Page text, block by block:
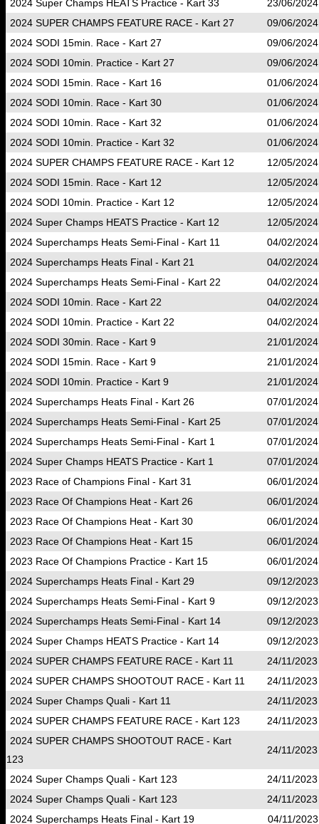
2024 Super Champs HEATS Practice - Kart 33
23/06/
2024 SUPER CHAMPS FEATURE RACE - Kart 27
09/06/
2024 SODI 15min. Race - Kart 27
09/06/
2024 SODI 10min. Practice - Kart 27
09/06/
2024 SODI 15min. Race - Kart 16
01/06/
2024 SODI 10min. Race - Kart 30
01/06/
2024 SODI 10min. Race - Kart 32
01/06/
2024 SODI 10min. Practice - Kart 32
01/06/
2024 SUPER CHAMPS FEATURE RACE - Kart 12
12/05/
2024 SODI 15min. Race - Kart 12
12/05/
2024 SODI 10min. Practice - Kart 12
12/05/
2024 Super Champs HEATS Practice - Kart 12
12/05/
2024 Superchamps Heats Semi-Final - Kart 11
04/02/
2024 Superchamps Heats Final - Kart 21
04/02/
2024 Superchamps Heats Semi-Final - Kart 22
04/02/
2024 SODI 10min. Race - Kart 22
04/02/
2024 SODI 10min. Practice - Kart 22
04/02/
2024 SODI 30min. Race - Kart 9
21/01/
2024 SODI 15min. Race - Kart 9
21/01/
2024 SODI 10min. Practice - Kart 9
21/01/
2024 Superchamps Heats Final - Kart 26
07/01/
2024 Superchamps Heats Semi-Final - Kart 25
07/01/
2024 Superchamps Heats Semi-Final - Kart 1
07/01/
2024 Super Champs HEATS Practice - Kart 1
07/01/
2023 Race of Champions Final - Kart 31
06/01/
2023 Race Of Champions Heat - Kart 26
06/01/
2023 Race Of Champions Heat - Kart 30
06/01/
2023 Race Of Champions Heat - Kart 15
06/01/
2023 Race Of Champions Practice - Kart 15
06/01/
2024 Superchamps Heats Final - Kart 29
09/12/
2024 Superchamps Heats Semi-Final - Kart 9
09/12/
2024 Superchamps Heats Semi-Final - Kart 14
09/12/
2024 Super Champs HEATS Practice - Kart 14
09/12/
2024 SUPER CHAMPS FEATURE RACE - Kart 11
24/11/
2024 SUPER CHAMPS SHOOTOUT RACE - Kart 11
24/11/
2024 Super Champs Quali - Kart 11
24/11/
2024 SUPER CHAMPS FEATURE RACE - Kart 123
24/11/
2024 SUPER CHAMPS SHOOTOUT RACE - Kart
123
24/11/
2024 Super Champs Quali - Kart 123
24/11/
2024 Super Champs Quali - Kart 123
24/11/
2024 Superchamps Heats Final - Kart 19
04/11/